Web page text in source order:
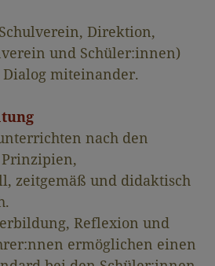
Direktion,
und Schüler:innen)
miteinander.
nach den
zeitgemäß und didaktisch
Reflexion und
ermöglichen einen